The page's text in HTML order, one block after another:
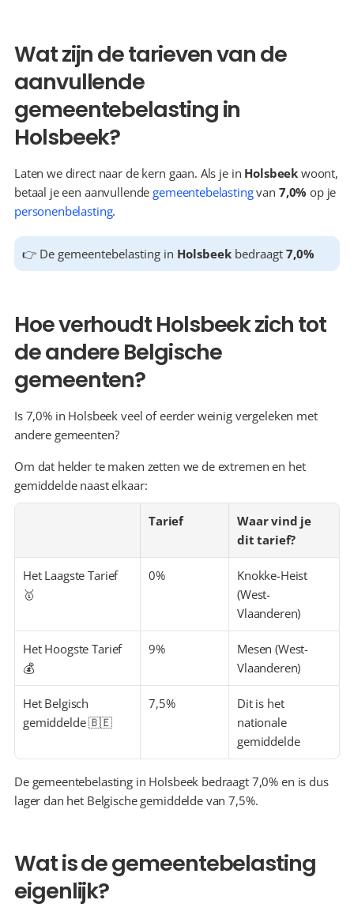
Wat zijn de tarieven van de
aanvullende
gemeentebelasting in
Holsbeek?
Laten we direct naar de kern gaan. Als je in Holsbeek woont,
betaal je een aanvullende gemeentebelasting van 7,0%
personenbelasting.
👉 De gemeentebelasting in Holsbeek bedraagt 7,0%
Hoe verhoudt Holsbeek zich tot
de andere Belgische
gemeenten?
Is 7,0% in Holsbeek veel of eerder weinig vergeleken met
andere gemeenten?
Om dat helder te maken zetten we de extremen en het
gemiddelde naast elkaar:
Tarief
Waar vind je
dit tarief?
Het Laagste Tarief
🥇
0%
Knokke-Heist
(West-
Vlaanderen)
Het Hoogste Tarief
💰
9%
Mesen (West-
Vlaanderen)
Het Belgisch
gemiddelde 🇧🇪
7,5%
Dit is het
nationale
gemiddelde
De gemeentebelasting in Holsbeek bedraagt 7,0% en is dus
lager dan het Belgische gemiddelde van 7,5%.
Wat is de gemeentebelasting
eigenlijk?